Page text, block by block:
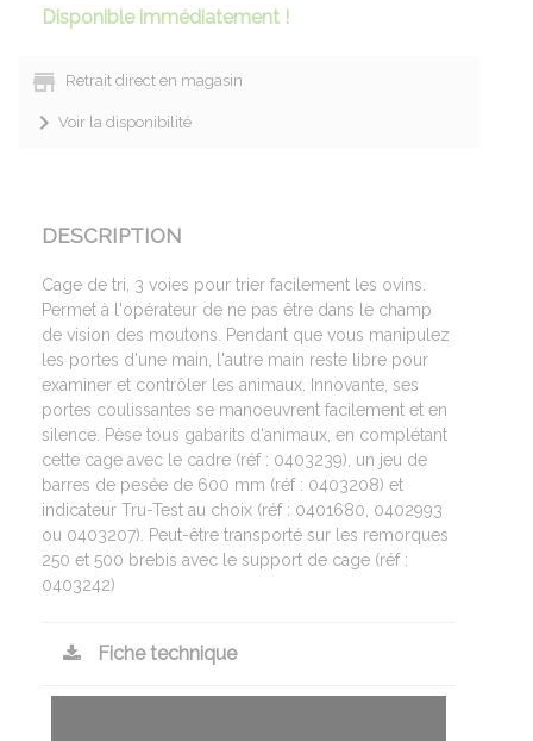
Disponible immédiatement !
Retrait direct en magasin
Voir la disponibilité
DESCRIPTION
Cage de tri, 3 voies pour trier facilement les ovins.
Permet à l'opérateur de ne pas être dans le champ
de vision des moutons. Pendant que vous manipulez
les portes d'une main, l'autre main reste libre pour
examiner et contrôler les animaux. Innovante, ses
portes coulissantes se manoeuvrent facilement et en
silence. Pèse tous gabarits d'animaux, en complétant
cette cage avec le cadre (réf : 0403239), un jeu de
barres de pesée de 600 mm (réf : 0403208) et
indicateur Tru-Test au choix (réf : 0401680, 0402993
ou 0403207). Peut-être transporté sur les remorques
250 et 500 brebis avec le support de cage (réf :
0403242)
Fiche technique